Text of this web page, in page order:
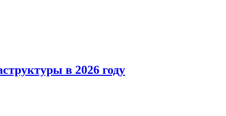
в 2026 году